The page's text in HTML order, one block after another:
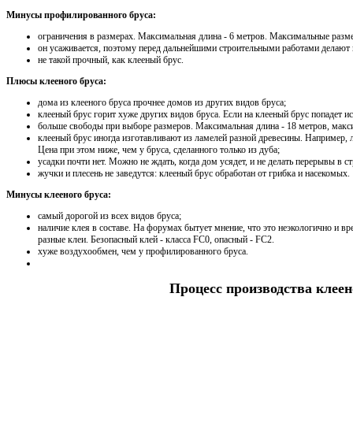
Минусы профилированного бруса:
ограничения в размерах. Максимальная длина - 6 метров. Максимальные
он усаживается, поэтому перед дальнейшими строительными работами делают
не такой прочный, как клееный брус.
Плюсы клееного бруса:
дома из клееного бруса прочнее домов из других видов бруса;
клееный брус горит хуже других видов бруса. Если на клееный брус попадет
больше свободы при выборе размеров. Максимальная длина - 18 метров,
клееный брус иногда изготавливают из ламелей разной древесины.
Цена при этом ниже, чем у бруса, сделанного только из дуба;
усадки почти нет. Можно не ждать, когда дом усядет, и не делать перерывы в
жучки и плесень не заведутся: клееный брус обработан от грибка и насекомых.
Минусы клееного бруса:
самый дорогой из всех видов бруса;
наличие клея в составе. На форумах бытует мнение, что это неэкологично и
разные клеи. Безопасный клей - класса FC0, опасный - FC2.
хуже воздухообмен, чем у профилированного бруса.
Процесс производства